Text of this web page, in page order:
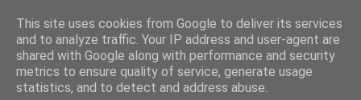
domingo, 17 de maio de 2020
This site uses cookies from Google to deliver its services
and to analyze traffic. Your IP address and user-agent are
shared with Google along with performance and security
metrics to ensure quality of service, generate usage
statistics, and to detect and address abuse.